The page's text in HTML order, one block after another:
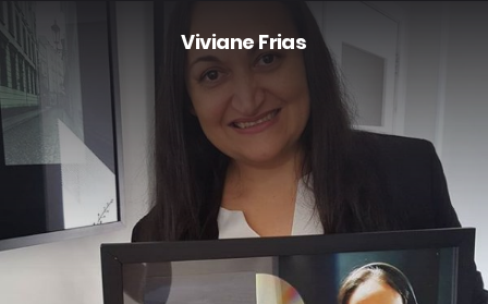
Viviane Frias